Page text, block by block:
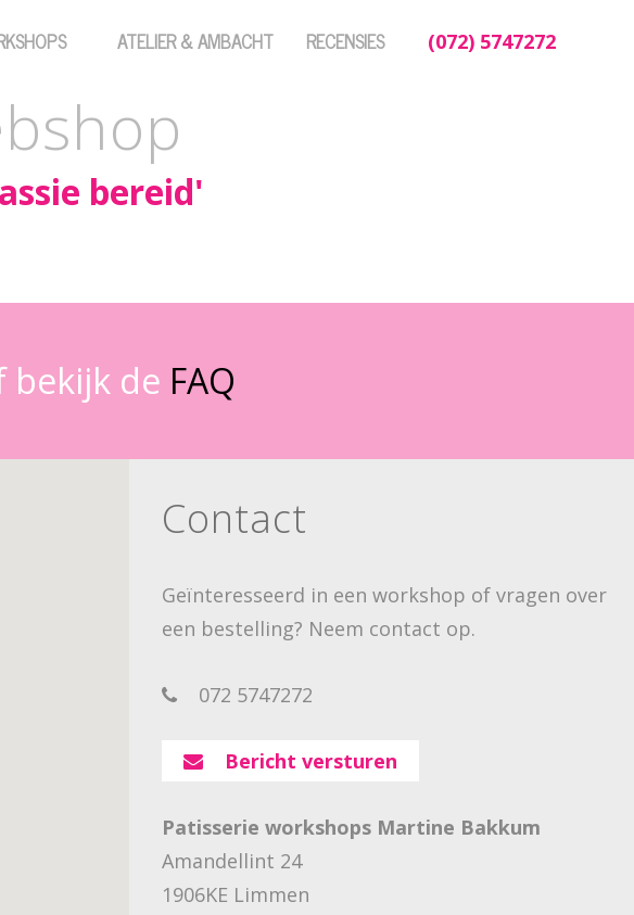
ATELIER & AMBACHT RECENSIES (072) 5747272
bereid'
bekijk de FAQ
Contact
Geïnteresseerd in een workshop of vragen over
een bestelling? Neem contact op.
072 5747272
Bericht versturen
Patisserie workshops Martine Bakkum
Amandellint 24
1906KE Limmen